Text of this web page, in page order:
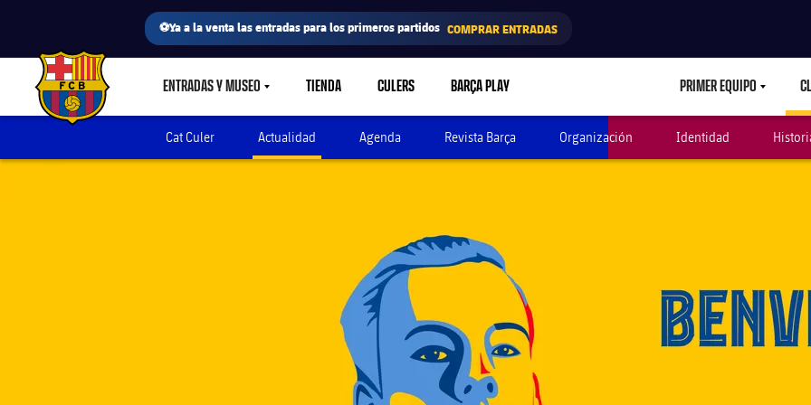
⚽Ya a la venta las entradas para los primeros partidos COMPRAR ENTRADAS
FC Barcelona club badge ENTRADAS Y MUSEOLABEL.SHARE.CARETDOWN
TIENDA CULERS BARÇA PLAY PRIMER EQUIPO
Cat Culer Actualidad Agenda Revista Barça Organización Identidad